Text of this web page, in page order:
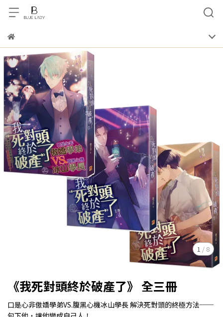
1 / 8
《我死對頭終於破產了》 全三冊
口是心非傲嬌學弟VS.腹黑心機冰山學長 解決死對頭的終極方法──